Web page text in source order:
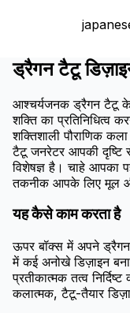
ड्रैगन टैटू
आश्चर्यजनक ड्रैगन टैटू
शक्ति का प्रतिनिधित्व
शक्तिशाली पौराणिक
टैटू जनरेटर आपकी दृष्टि
विशेषज्ञ है। चाहे आपका
तकनीक आपके लिए मूल
यह कैसे काम करता है
ऊपर बॉक्स में अपने
में कई अनोखे डिज़ाइन
प्रतीकात्मक तत्व
कलात्मक, टैटू-तैयार